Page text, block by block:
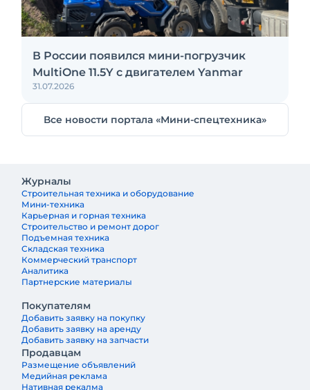
В России появился мини-погрузчик
MultiOne 11.5Y с двигателем Yanmar
31.07.2026
Все новости портала «Мини-спецтехника»
Журналы
Строительная техника и оборудование
Мини-техника
Карьерная и горная техника
Строительство и ремонт дорог
Подъемная техника
Складская техника
Коммерческий транспорт
Аналитика
Партнерские материалы
Покупателям
Добавить заявку на покупку
Добавить заявку на аренду
Добавить заявку на запчасти
Продавцам
Размещение объявлений
Медийная реклама
Нативная рекалма